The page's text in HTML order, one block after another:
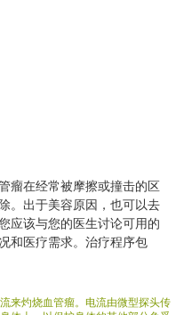
瘤在经常被摩擦或撞击的区
。出于美容原因，也可以去
应该与您的医生讨论可用的
和医疗需求。治疗程序包
来灼烧血管瘤。电流由微型探头传